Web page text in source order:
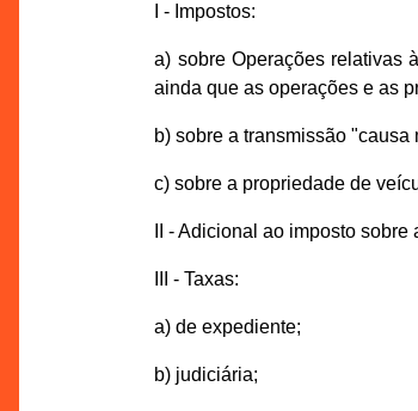
I - Impostos:
a) sobre Operações relativas
ainda que as operações e as
b) sobre a transmissão
c) sobre a propriedade de
II - Adicional ao imposto
III - Taxas:
a) de expediente;
b) judiciária;